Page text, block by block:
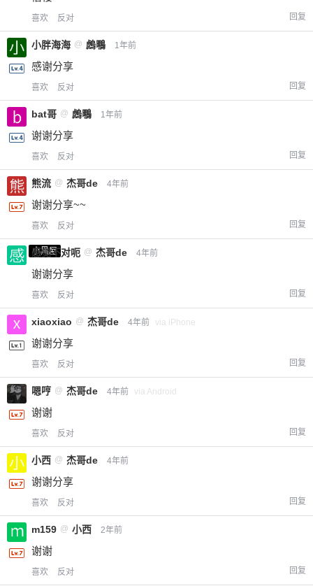
喜欢 反对 回复
小胖海海 @ 䖚䳟 1年前
感谢分享
喜欢 反对 回复
bat哥 @ 䖚䳟 1年前
谢谢分享
喜欢 反对 回复
熊流 @ 杰哥de 4年前
谢谢分享~~
喜欢 反对 回复
小黑屋
感觉不对呃 @ 杰哥de 4年前
谢谢分享
喜欢 反对 回复
xiaoxiao @ 杰哥de 4年前 via iPhone
谢谢分享
喜欢 反对 回复
嗯哼 @ 杰哥de 4年前 via Android
谢谢
喜欢 反对 回复
小西 @ 杰哥de 4年前
谢谢分享
喜欢 反对 回复
m159 @ 小西 2年前
谢谢
喜欢 反对 回复